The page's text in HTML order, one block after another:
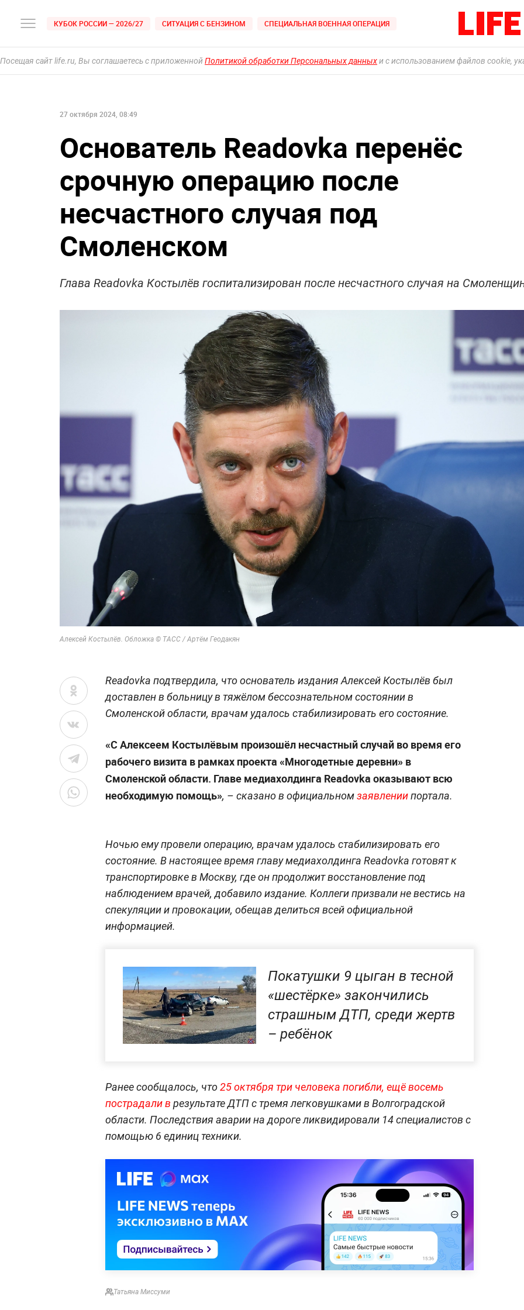
КУБОК РОССИИ — 2026/27 СИТУАЦИЯ С БЕНЗИНОМ СПЕЦИАЛЬНАЯ ВОЕННАЯ ОПЕРАЦИЯ
Посещая сайт life.ru, Вы соглашаетесь с приложеннойПолитикой обработки Персональных данныхи с использованием файлов cookie,
27 октября 2024, 08:49
Основатель Readovka перенёс
срочную операцию после
несчастного случая под
Смоленском
Глава Readovka Костылёв госпитализирован после несчастного случая на
Алексей Костылёв. Обложка © ТАСС / Артём Геодакян
Readovka подтвердила, что основатель издания Алексей Костылёв был
доставлен в больницу в тяжёлом бессознательном состоянии в
Смоленской области, врачам удалось стабилизировать его состояние.
«С Алексеем Костылёвым произошёл несчастный случай во время его
рабочего визита в рамках проекта «Многодетные деревни» в
Смоленской области. Главе медиахолдинга Readovka оказывают всю
необходимую помощь», – сказано в официальномзаявлениипортала.
Ночью ему провели операцию, врачам удалось стабилизировать его
состояние. В настоящее время главу медиахолдинга Readovka готовят к
транспортировке в Москву, где он продолжит восстановление под
наблюдением врачей, добавило издание. Коллеги призвали не вестись на
спекуляции и провокации, обещав делиться всей официальной
информацией.
Покатушки 9 цыган в тесной
«‎шестёрке» закончились
страшным ДТП, среди жертв
– ребёнок
Ранее сообщалось, что25 октября три человека погибли, ещё восемь
пострадали в результате ДТП с тремя легковушками в Волгоградской
области. Последствия аварии на дороге ликвидировали 14 специалистов с
помощью 6 единиц техники.
Татьяна Миссуми